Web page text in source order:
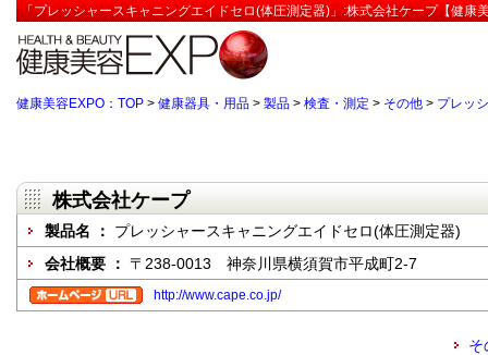
「プレッシャースキャニングエイドセロ(体圧測定器)」:株式会社ケープ【健康
健康美容EXPO：TOP > 健康器具・用品 > 製品 > 検査・測定 > その他 > プレッ
株式会社ケープ
製品名 ： プレッシャースキャニングエイドセロ(体圧測定器)
会社概要 ： 〒238-0013 神奈川県横須賀市平成町2-7
http://www.cape.co.jp/
そ